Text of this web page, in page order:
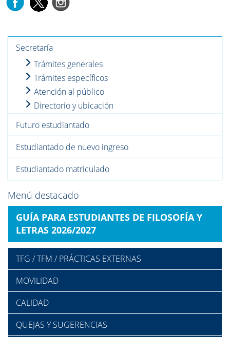
Secretaría
Trámites generales
Trámites específicos
Atención al público
Directorio y ubicación
Futuro estudiantado
Estudiantado de nuevo ingreso
Estudiantado matriculado
Menú destacado
GUÍA PARA ESTUDIANTES DE FILOSOFÍA Y
LETRAS 2026/2027
TFG / TFM / PRÁCTICAS EXTERNAS
MOVILIDAD
CALIDAD
QUEJAS Y SUGERENCIAS